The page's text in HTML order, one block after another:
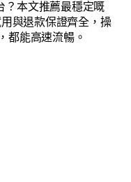
？本文推薦最穩定嘅
與退款保證齊全，操
都能高速流暢。